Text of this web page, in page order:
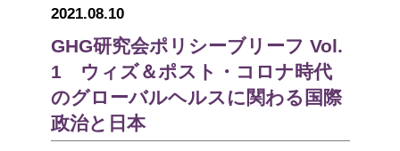
2021.08.10
GHG研究会ポリシーブリーフ Vol.
1 ウィズ＆ポスト・コロナ時代
のグローバルヘルスに関わる国際
政治と日本